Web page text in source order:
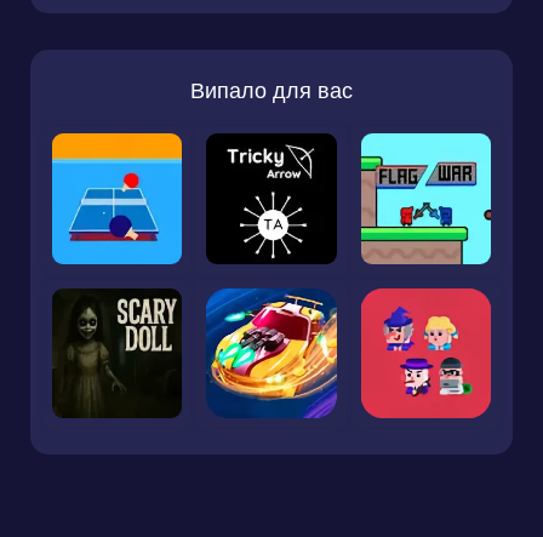
Випало для вас